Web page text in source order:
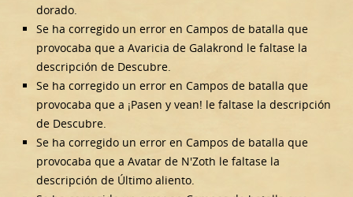
dorado.
Se ha corregido un error en Campos de batalla que
provocaba que a Avaricia de Galakrond le faltase la
descripción de Descubre.
Se ha corregido un error en Campos de batalla que
provocaba que a ¡Pasen y vean! le faltase la descripción
de Descubre.
Se ha corregido un error en Campos de batalla que
provocaba que a Avatar de N'Zoth le faltase la
descripción de Último aliento.